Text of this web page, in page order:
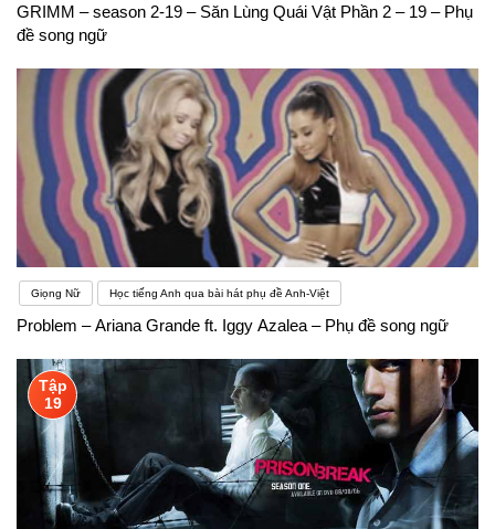
GRIMM – season 2-19 – Săn Lùng Quái Vật Phần 2 – 19 – Phụ
đề song ngữ
Giọng Nữ Học tiếng Anh qua bài hát phụ đề Anh-Việt
Problem – Ariana Grande ft. Iggy Azalea – Phụ đề song ngữ
Tập
19